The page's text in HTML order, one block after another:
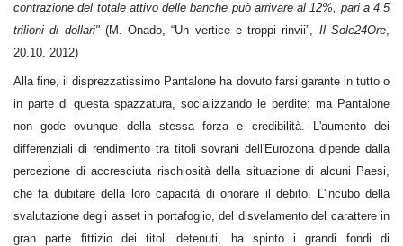
contrazione del totale attivo delle banche può arrivare al 12%, pari a 4,5
trilioni di dollari" (M. Onado, “Un vertice e troppi rinvii”, Il Sole24Ore,
20.10. 2012)
Alla fine, il disprezzatissimo Pantalone ha dovuto farsi garante in tutto o
in parte di questa spazzatura, socializzando le perdite: ma Pantalone
non gode ovunque della stessa forza e credibilità. L'aumento dei
differenziali di rendimento tra titoli sovrani dell'Eurozona dipende dalla
percezione di accresciuta rischiosità della situazione di alcuni Paesi,
che fa dubitare della loro capacità di onorare il debito. L'incubo della
svalutazione degli asset in portafoglio, del disvelamento del carattere in
gran parte fittizio dei titoli detenuti, ha spinto i grandi fondi di